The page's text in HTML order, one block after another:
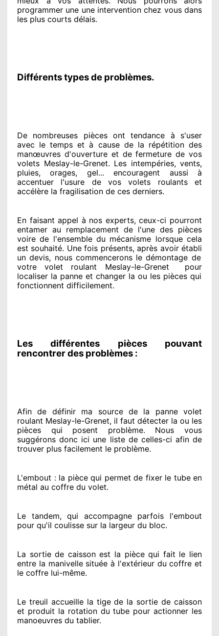
programmer une une intervention chez vousdans
les plus courts délais.
Différents types de problèmes.
De nombreuses pièces ont tendance à s'user
avec le temps et à causede la répétition des
manœuvres d'ouverture et de fermeture de vos
volets Meslay-le-Grenet. Les intempéries, vents,
pluies, orages, gel... encouragent aussi à
accentuer l'usure de vos volets roulants et
accélère la fragilisation de ces derniers.
En faisant appel à nos experts, ceux-ci pourront
entamer au remplacement de l'une des pièces
voire de l'ensembledu mécanisme lorsque cela
est souhaité. Une fois présents, après avoir établi
un devis, nous commencerons le démontage de
votre volet roulant Meslay-le-Grenet
pour
localiser la panne et changer la ou les pièces qui
fonctionnent difficilement.
Les différentes pièces pouvant
rencontrer des problèmes :
Afin de définir ma sourcede la panne volet
roulant Meslay-le-Grenet, il faut détecter la ou les
pièces qui posent problème. Nous vous
suggérons donc ici une liste de celles-ci afin de
trouver plus facilement le problème.
L'embout : la pièce qui permet de fixer le tube en
métal au coffre du volet.
Le tandem, qui accompagne parfois l'embout
pour qu'il coulisse sur la largeur du bloc.
La sortie de caisson est la pièce qui fait le lien
entre la manivelle située à l'extérieurdu coffre et
le coffre lui-même.
Le treuil accueille la tige de la sortie de caisson
et produit la rotation du tube pour actionner les
manoeuvres du tablier.